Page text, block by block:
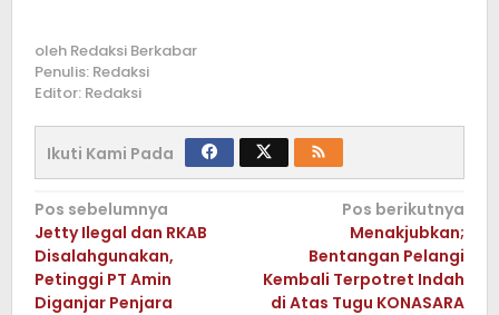
oleh Redaksi Berkabar
Penulis: Redaksi
Editor: Redaksi
Ikuti Kami Pada
Navigasi
pos
Pos sebelumnya
Jetty Ilegal dan RKAB
Disalahgunakan,
Petinggi PT Amin
Diganjar Penjara
Pos berikutnya
Menakjubkan;
Bentangan Pelangi
Kembali Terpotret Indah
di Atas Tugu KONASARA